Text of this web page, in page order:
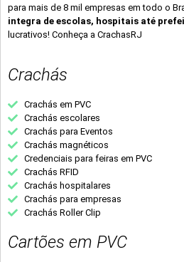
para mais de 8 mil empresas em todo o
integra de escolas, hospitais até
lucrativos! Conheça a CrachasRJ
Crachás
Crachás em PVC
Crachás escolares
Crachás para Eventos
Crachás magnéticos
Credenciais para feiras em PVC
Crachás RFID
Crachás hospitalares
Crachás para empresas
Crachás Roller Clip
Cartões em PVC